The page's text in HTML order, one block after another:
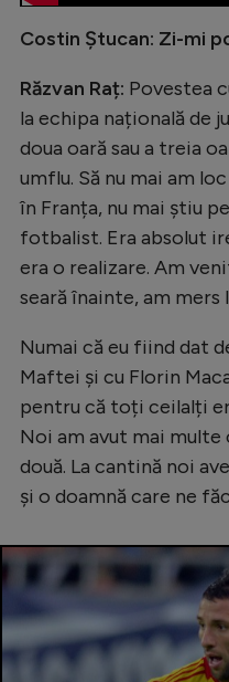
Creează
Costin Ștucan: Zi-mi
Răzvan Raț: Povestea
la echipa națională de
doua oară sau a treia
umflu. Să nu mai am
în Franța, nu mai știu
fotbalist. Era absolut
era o realizare. Am
seară înainte, am mers
Numai că eu fiind dat
Maftei și cu Florin
pentru că toți ceilalți
Noi am avut mai
două. La cantină noi
și o doamnă care ne